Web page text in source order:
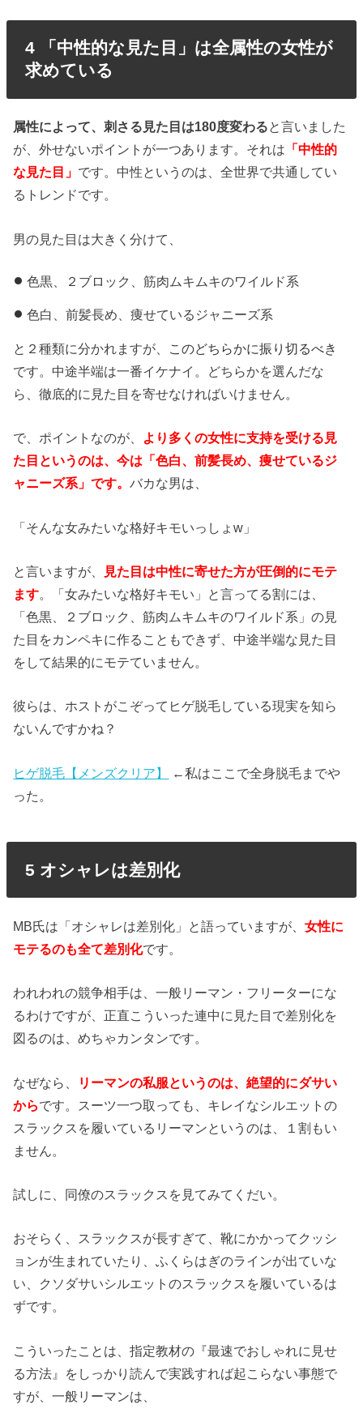
4 「中性的な見た目」は全属性の女性が
求めている
属性によって、刺さる見た目は180度変わると言いました
が、外せないポイントが一つあります。それは 「中性的
な見た目」 です。中性というのは、全世界で共通してい
るトレンドです。
男の見た目は大きく分けて、
色黒、２ブロック、筋肉ムキムキのワイルド系
色白、前髪長め、痩せているジャニーズ系
と２種類に分かれますが、 このどちらかに振り切るべき
です。中途半端は一番イケナイ。どちらかを選んだな
ら、徹底的に見た目を寄せなければいけません。
で、ポイントなのが、 より多くの女性に支持を受ける見
た目というのは、今は「色白、前髪長め、痩せているジ
ャニーズ系」です。バカな男は、
「そんな女みたいな格好キモいっしょw」
と言いますが、
見た目は中性に寄せた方が圧倒的にモテ
ます。「女みたいな格好キモい」と言ってる割には、
「色黒、２ブロック、筋肉ムキムキのワイルド系」の見
た目をカンペキに作ることもできず、中途半端な見た目
をして結果的にモテていません。
彼らは、ホストがこぞってヒゲ脱毛している現実を知ら
ないんですかね？
ヒゲ脱毛【メンズクリア】
←私はここで全身脱毛までや
った。
5 オシャレは差別化
MB氏は「オシャレは差別化」と語っていますが、女性に
モテるのも全て差別化です。
われわれの競争相手は、一般リーマン・フリーターにな
るわけですが、正直こういった連中に見た目で差別化を
図るのは、めちゃカンタンです。
なぜなら、
リーマンの私服というのは、絶望的にダサい
からです。スーツ一つ取っても、キレイなシルエットの
スラックスを履いているリーマンというのは、１割もい
ません。
試しに、同僚のスラックスを見てみてくだい。
おそらく、スラックスが長すぎて、靴にかかってクッシ
ョンが生まれていたり、ふくらはぎのラインが出ていな
い、クソダサいシルエットのスラックスを履いているは
ずです。
こういったことは、指定教材の『最速でおしゃれに見せ
る方法』をしっかり読んで実践すれば起こらない事態で
すが、一般リーマンは、